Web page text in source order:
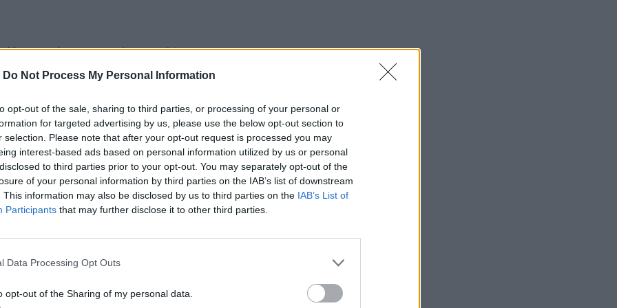
Do Not Process My Personal Information
opt-out of the sale, sharing to third parties, or processing of your personal or
for targeted advertising by us, please use the below opt-out section to
selection. Please note that after your opt-out request is processed you may
interest-based ads based on personal information utilized by us or personal
to third parties prior to your opt-out. You may separately opt-out of the
of your personal information by third parties on the IAB’s list of downstream
This information may also be disclosed by us to third parties on the IAB’s List of
Participants that may further disclose it to other third parties.
Data Processing Opt Outs
opt-out of the Sharing of my personal data.
ως ένα queer αγόρι με πολύ
στα social για μήνυμα περί
- Η εμφάνιση της Κύπρου και οι χώρες
Google Newsκαι στοFacebook
μας στοYouTube